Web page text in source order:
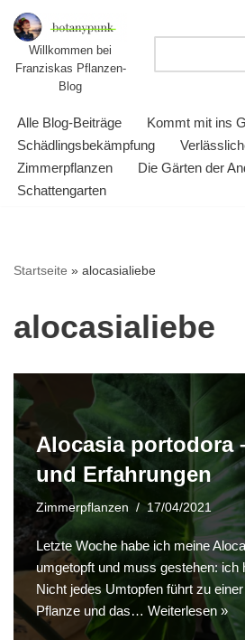
Zum
Inhalt
springen
Willkommen bei
Franziskas Pflanzen-
Blog
Alle Blog-Beiträge
Kommt mit ins
Schädlingsbekämpfung
Zimmerpflanzen
Die Gärten der
Schattengarten
Startseite » alocasialiebe
alocasialiebe
Alocasia portodora
und Erfahrungen
Zimmerpflanzen 17/04/2021
Letzte Woche habe ich meine
umgetopft und muss gestehen: ich
Nicht jedes Umtopfen führt zu
Pflanze und das… Weiterlesen »